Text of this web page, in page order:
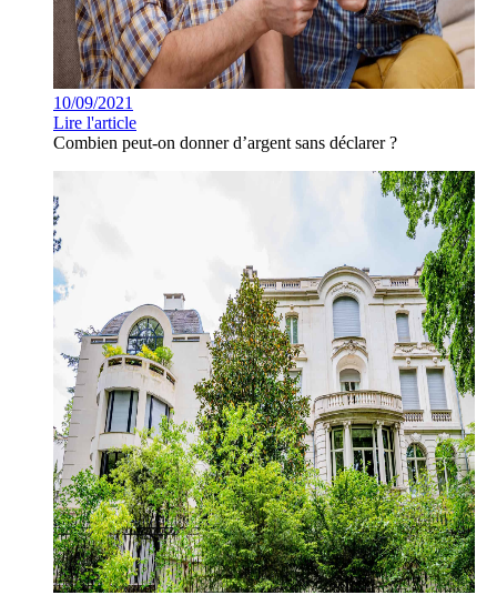
10/09/2021
Lire l'article
Combien peut-on donner d’argent sans déclarer ?